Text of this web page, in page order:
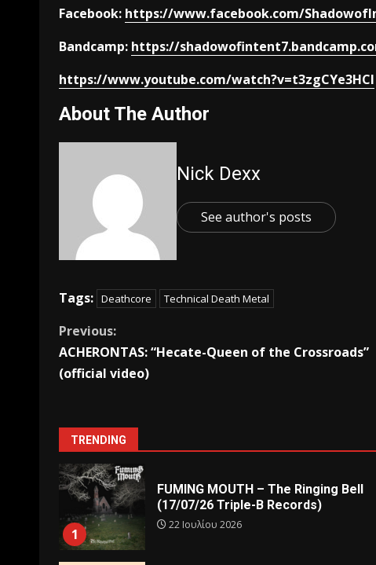
Facebook: https://www.facebook.com/
Bandcamp: https://
https://www.youtube.com/watch?v=t3zgCYe3HCI
About The Author
Nick Dexx
See author's posts
Tags: Deathcore Technical Death Metal
Previous:
ACHERONTAS: “Hecate-Queen of the Crossroads”
(official video)
TRENDING
1
FUMING MOUTH – The Ringing Bell
(17/07/26 Triple-B Records)
22 Ιουλίου 2026